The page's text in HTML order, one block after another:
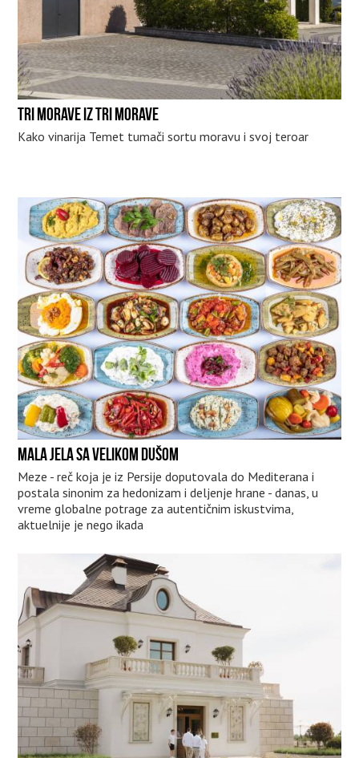
TRI MORAVE IZ TRI MORAVE
Kako vinarija Temet tumači sortu moravu i svoj teroar
MALA JELA SA VELIKOM DUŠOM
Meze - reč koja je iz Persije doputovala do Mediterana i
postala sinonim za hedonizam i deljenje hrane - danas, u
vreme globalne potrage za autentičnim iskustvima,
aktuelnije je nego ikada